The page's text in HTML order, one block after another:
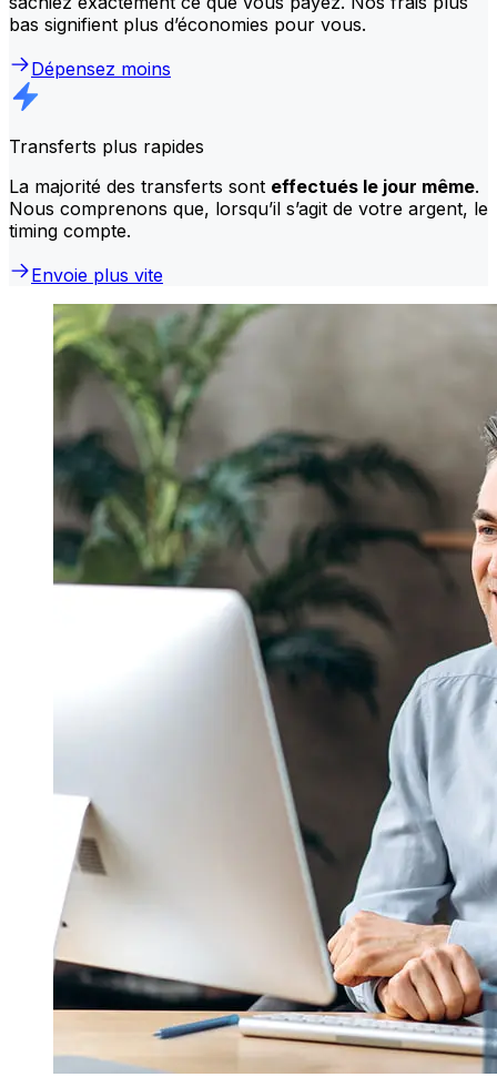
bas signifient plus d’économies pour vous.
Dépensez moins
Transferts plus rapides
La majorité des transferts sont effectués le jour même.
Nous comprenons que, lorsqu’il s’agit de votre argent, le
timing compte.
Envoie plus vite